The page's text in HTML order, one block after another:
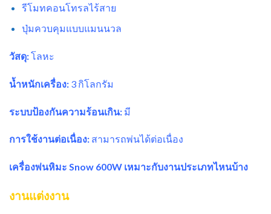
รีโมทคอนโทรลไร้สาย
ปุ่มควบคุมแบบแมนนวล
วัสดุ:โลหะ
น้ำหนักเครื่อง: 3 กิโลกรัม
ระบบป้องกันความร้อนเกิน: มี
การใช้งานต่อเนื่อง: สามารถพ่นได้ต่อเนื่อง
เครื่องพ่นหิมะ Snow 600W เหมาะกับงานประเภทไหนบ้าง
งานแต่งงาน